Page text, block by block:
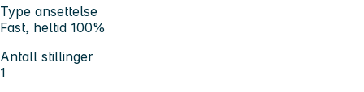
Type ansettelse
Fast, heltid 100%
Antall stillinger
1